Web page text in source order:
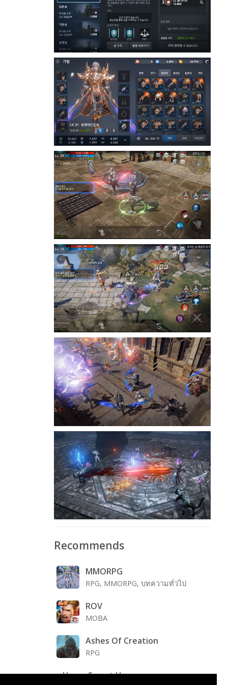
Recommends
MMORPG
RPG, MMORPG, บทความทั่วไป
ROV
MOBA
Ashes Of Creation
RPG
Home Sweet Home